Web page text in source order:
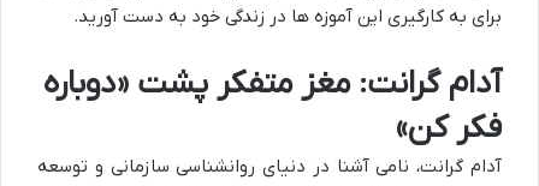
برای به کارگیری این آموزه ها در زندگی خود به دست آورید.
آدام گرانت: مغز متفکر پشت «دوباره
فکر کن»
آدام گرانت، نامی آشنا در دنیای روانشناسی سازمانی و توسعه